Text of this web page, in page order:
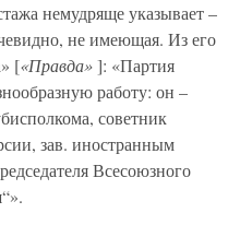
немудряще указывает –
не имеющая. Из его
[«Правда»]: «Партия
работу: он –
советник
зав. иностранным
Всесоюзного